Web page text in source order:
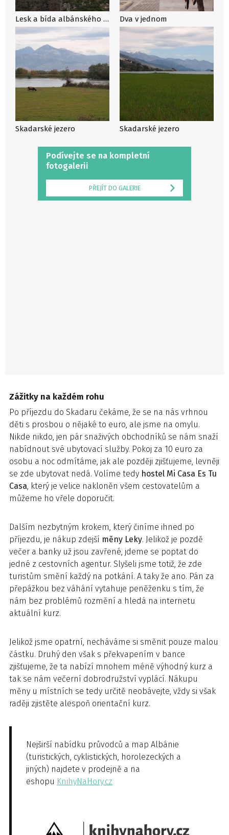
Podívejte se na kompletní
fotogalerii
PŘEJÍT DO GALERIE
Lesk a bída albánského města Skadar Dva v jednom
Skadarské jezero Skadarské jezero
Zážitky na každém rohu
Po příjezdu do Skadaru čekáme, že se na nás vrhnou
děti s prosbou o nějaké to euro, ale jsme na omylu.
Nikde nikdo, jen pár snaživých obchodníků se nám snaží
nabídnout své ubytovací služby. Pokoj za 10 euro za
osobu a noc odmítáme, jak ale později zjišťujeme, levněji
se zde ubytovat nedá. Volíme tedy hostel Mi Casa Es Tu
Casa, který je velice nakloněn všem cestovatelům a
můžeme ho vřele doporučit.
Dalším nezbytným krokem, který činíme ihned po
příjezdu, je nákup zdejší měny Leky. Jelikož je pozdě
večer a banky už jsou zavřené, jdeme se poptat do
jedné z cestovních agentur. Slyšeli jsme totiž, že zde
turistům smění každý na potkání. A taky že ano. Pán za
přepážkou bez váhání vytahuje peněženku s tím, že
nám bez problémů rozmění a hledá na internetu
aktuální kurz.
Jelikož jsme opatrní, necháváme si směnit pouze malou
částku. Druhý den však s překvapením v bance
zjišťujeme, že ta nabízí mnohem méně výhodný kurz a
tak se nám večerní dobrodružství vyplácí. Nákupu
měny u místních se tedy určitě neobávejte, vždy si však
raději zjistěte alespoň orientační kurz.
Nejširší nabídku průvodců a map Albánie
(turistických, cyklistických, horolezeckých a
jiných) najdete v prodejně a na
eshopu KnihyNaHory.cz